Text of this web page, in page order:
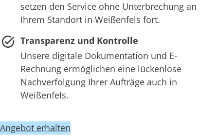
setzen den Service ohne Unterbrechung an
Ihrem Standort in Weißenfels fort.
Transparenz und Kontrolle
Unsere digitale Dokumentation und E-
Rechnung ermöglichen eine lückenlose
Nachverfolgung Ihrer Aufträge auch in
Weißenfels.
Angebot erhalten